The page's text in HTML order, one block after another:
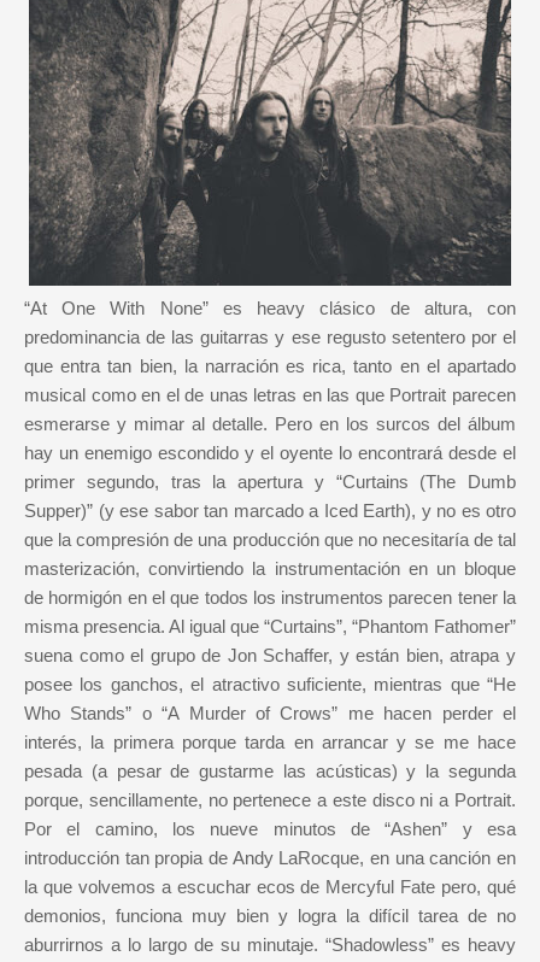
“At One With None” es heavy clásico de altura, con
predominancia de las guitarras y ese regusto setentero por el
que entra tan bien, la narración es rica, tanto en el apartado
musical como en el de unas letras en las que Portrait parecen
esmerarse y mimar al detalle. Pero en los surcos del álbum
hay un enemigo escondido y el oyente lo encontrará desde el
primer segundo, tras la apertura y “Curtains (The Dumb
Supper)” (y ese sabor tan marcado a Iced Earth), y no es otro
que la compresión de una producción que no necesitaría de tal
masterización, convirtiendo la instrumentación en un bloque
de hormigón en el que todos los instrumentos parecen tener la
misma presencia. Al igual que “Curtains”, “Phantom Fathomer”
suena como el grupo de Jon Schaffer, y están bien, atrapa y
posee los ganchos, el atractivo suficiente, mientras que “He
Who Stands” o “A Murder of Crows” me hacen perder el
interés, la primera porque tarda en arrancar y se me hace
pesada (a pesar de gustarme las acústicas) y la segunda
porque, sencillamente, no pertenece a este disco ni a Portrait.
Por el camino, los nueve minutos de “Ashen” y esa
introducción tan propia de Andy LaRocque, en una canción en
la que volvemos a escuchar ecos de Mercyful Fate pero, qué
demonios, funciona muy bien y logra la difícil tarea de no
aburrirnos a lo largo de su minutaje. “Shadowless” es heavy